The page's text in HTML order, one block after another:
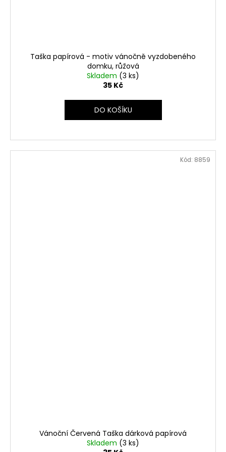
Taška papírová - motiv vánočně vyzdobeného
domku, růžová
Skladem (3 ks)
35 Kč
DO KOŠÍKU
Vánoční Červená Taška dárková papírová
Skladem (3 ks)
Kód: 8859